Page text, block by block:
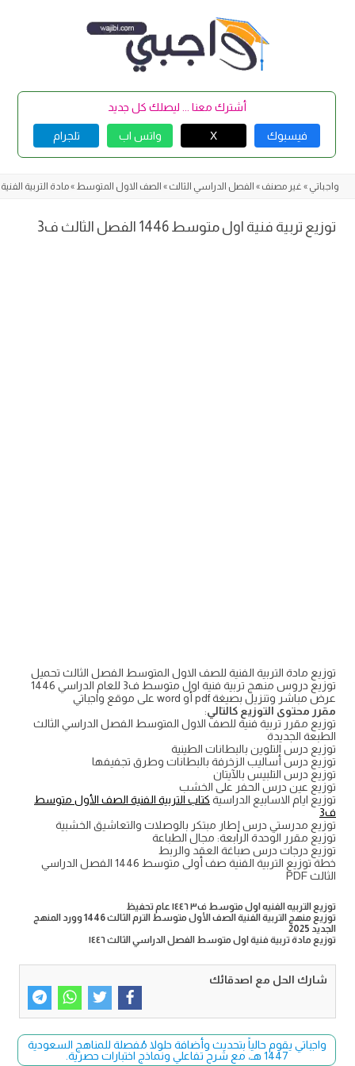
أشترك معنا ... ليصلك كل جديد
فيسبوك X واتس اب تلجرام
واجباتي » غير مصنف » الفصل الدراسي الثالث » الصف الاول المتوسط »مادة التربية الفنية
توزيع تربية فنية اول متوسط 1446 الفصل الثالث ف3
توزيع مادة التربية الفنية للصف الاول المتوسط الفصل الثالث تحميل
توزيع دروس منهج تربية فنية اول متوسط ف3 للعام الدراسي 1446
عرض مباشر وتنزيل بصيغة pdf أو word على موقع واجباتي
مقرر محتوى التوزيع كالتالي:
توزيع مقرر تربية فنية للصف الاول المتوسط الفصل الدراسي الثالث
الطبعة الجديدة
توزيع درس التلوين بالبطانات الطينية
توزيع درس أساليب الزخرفة بالبطانات وطرق تجفيفها
توزيع درس التلبيس بالآيتان
توزيع عين درس الحفر على الخشب
توزيع ايام الاسابيع الدراسية كتاب التربية الفنية الصف الأول متوسط
ف3
توزيع مدرستي درس إطار مبتكر بالوصلات والتعاشيق الخشبية
توزيع مقرر الوحدة الرابعة: مجال الطباعة
توزيع درجات درس صباغة العقد والربط
خطة توزيع التربية الفنية صف أولى متوسط 1446 الفصل الدراسي
الثالث PDF
توزيع التربيه الفنيه اول متوسط ف٣ ١٤٤٦ عام تحفيظ
توزيع منهج التربية الفنية الصف الأول متوسط الترم الثالث 1446 وورد المنهج
الجديد 2025
توزيع مادة تربية فنية اول متوسط الفصل الدراسي الثالث ١٤٤٦
شارك الحل مع اصدقائك
واجباتي يقوم حالياً بتحديث وأضافة حلولا مُفصلة للمناهج السعودية
1447 هـ، مع شرح تفاعلي ونماذج اختبارات حصرية.